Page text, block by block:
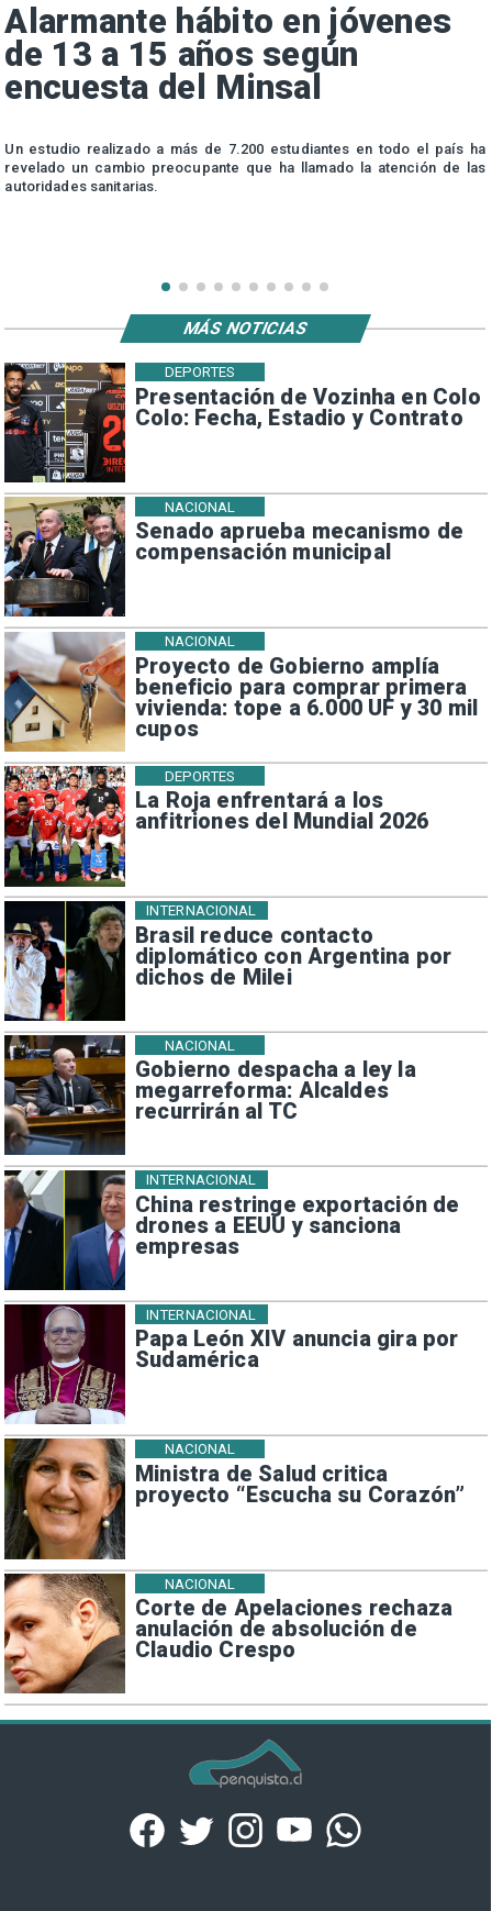
Alarmante hábito en jóvenes
de 13 a 15 años según
encuesta del Minsal
Un estudio realizado a más de 7.200 estudiantes en todo el país ha
revelado un cambio preocupante que ha llamado la atención de las
autoridades sanitarias.
Presentación de Vozinha en Colo
Colo: Fecha, Estadio y Contrato
DEPORTES
Senado aprueba mecanismo de
compensación municipal
NACIONAL
Proyecto de Gobierno amplía
beneficio para comprar primera
vivienda: tope a 6.000 UF y 30 mil
cupos
NACIONAL
La Roja enfrentará a los
anfitriones del Mundial 2026
DEPORTES
Brasil reduce contacto
diplomático con Argentina por
dichos de Milei
INTERNACIONAL
Gobierno despacha a ley la
megarreforma: Alcaldes
recurrirán al TC
NACIONAL
China restringe exportación de
drones a EEUU y sanciona
empresas
INTERNACIONAL
Papa León XIV anuncia gira por
Sudamérica
INTERNACIONAL
Ministra de Salud critica
proyecto “Escucha su Corazón”
NACIONAL
Corte de Apelaciones rechaza
anulación de absolución de
Claudio Crespo
NACIONAL
MÁS NOTICIAS